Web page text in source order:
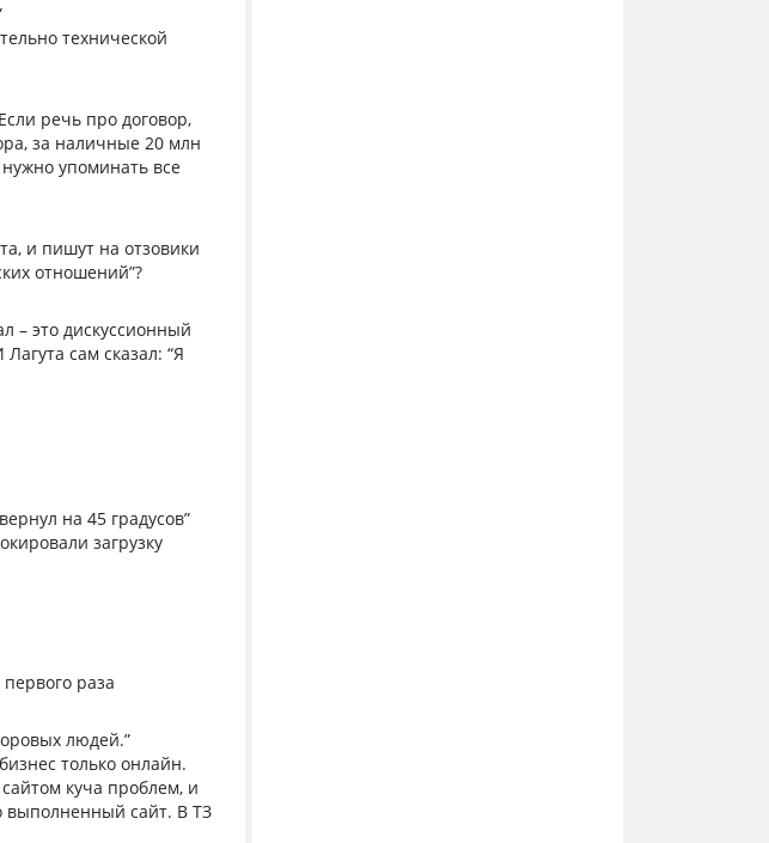
технической
речь про договор,
за наличные 20 млн
упоминать все
и пишут на отзовики
отношений”?
– это дискуссионный
сам сказал: “Я
на 45 градусов”
загрузку
раза
людей.”
только онлайн.
куча проблем, и
выполненный сайт. В ТЗ